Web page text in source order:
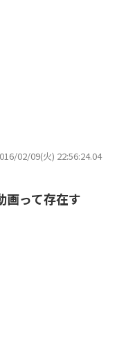
02/09(火) 22:56:24.04
画って存在す